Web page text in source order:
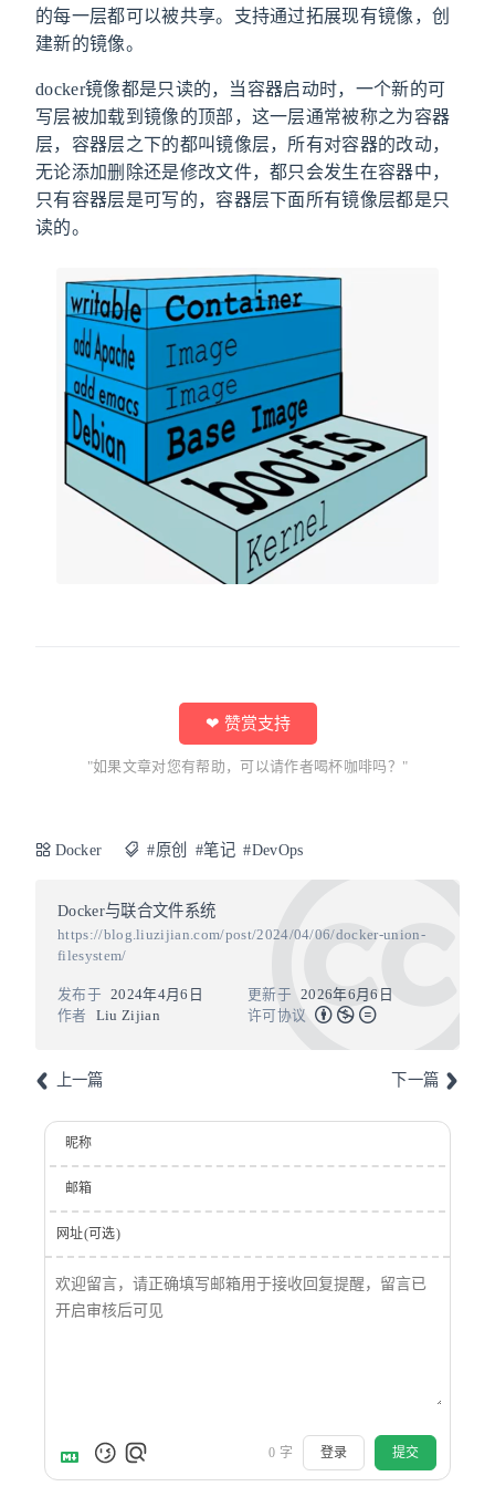
的每一层都可以被共享。支持通过拓展现有镜像，创
建新的镜像。
docker镜像都是只读的，当容器启动时，一个新的可
写层被加载到镜像的顶部，这一层通常被称之为容器
层，容器层之下的都叫镜像层，所有对容器的改动，
无论添加删除还是修改文件，都只会发生在容器中，
只有容器层是可写的，容器层下面所有镜像层都是只
读的。
❤ 赞赏支持
"如果文章对您有帮助，可以请作者喝杯咖啡吗？"
Docker #原创 #笔记 #DevOps
Docker与联合文件系统
https://blog.liuzijian.com/post/2024/04/06/docker-union-
filesystem/
作者 Liu Zijian
发布于 2024年4月6日 更新于
2026年6月6日
许可协议
上一篇 下一篇
昵称
邮箱
网址(可选)
0 字 登录 提交